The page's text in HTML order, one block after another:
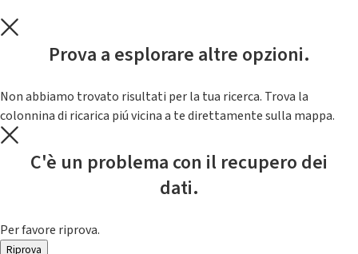
Prova a esplorare altre opzioni.
Non abbiamo trovato risultati per la tua ricerca. Trova la
colonnina di ricarica piú vicina a te direttamente sulla mappa.
C'è un problema con il recupero dei
dati.
Per favore riprova.
Riprova